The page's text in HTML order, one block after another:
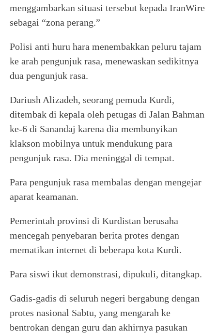
menggambarkan situasi tersebut kepada IranWire
sebagai “zona perang.”
Polisi anti huru hara menembakkan peluru tajam
ke arah pengunjuk rasa, menewaskan sedikitnya
dua pengunjuk rasa.
Dariush Alizadeh, seorang pemuda Kurdi,
ditembak di kepala oleh petugas di Jalan Bahman
ke-6 di Sanandaj karena dia membunyikan
klakson mobilnya untuk mendukung para
pengunjuk rasa. Dia meninggal di tempat.
Para pengunjuk rasa membalas dengan mengejar
aparat keamanan.
Pemerintah provinsi di Kurdistan berusaha
mencegah penyebaran berita protes dengan
mematikan internet di beberapa kota Kurdi.
Para siswi ikut demonstrasi, dipukuli, ditangkap.
Gadis-gadis di seluruh negeri bergabung dengan
protes nasional Sabtu, yang mengarah ke
bentrokan dengan guru dan akhirnya pasukan